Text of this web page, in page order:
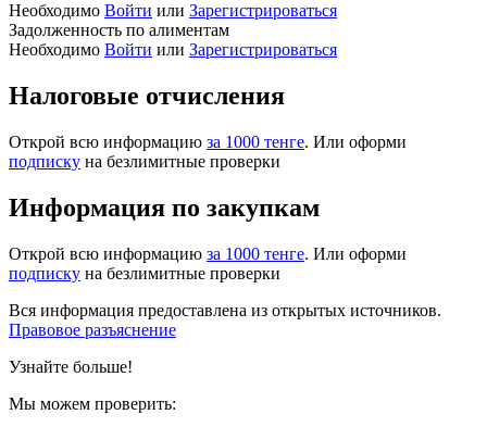
Необходимо Войти или Зарегистрироваться
Задолженность по алиментам
Необходимо Войти или Зарегистрироваться
Налоговые отчисления
Открой всю информацию за 1000 тенге. Или оформи
подписку на безлимитные проверки
Информация по закупкам
Открой всю информацию за 1000 тенге. Или оформи
подписку на безлимитные проверки
Вся информация предоставлена из открытых источников.
Правовое разъяснение
Узнайте больше!
Мы можем проверить: